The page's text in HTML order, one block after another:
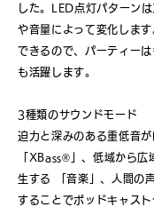
した。LED点灯パターン
や音量によって変化しま
できるので、パーティー
も活躍します。
3種類のサウンドモード
迫力と深みのある重低音
「XBass®」、低域から広
生する 「音楽」、人間の
することでポッドキャス